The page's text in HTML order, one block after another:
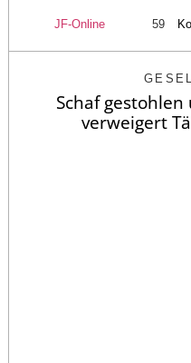
JF-Online 59
Schaf
verweigert